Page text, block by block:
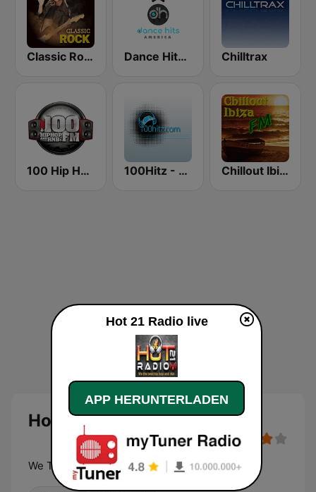
Classic Rock Station Dance Hits America Chilltrax
100 Hip Hop and RNB FM 100Hitz - Hot Hitz Chillout Ibiza FM
Hot 21 Radio
We The Best Hip Hop and R&B
Hot 21 Radio live
APP HERUNTERLADEN